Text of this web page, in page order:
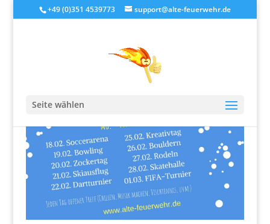
+49 (0)351 4539773 support@alte-feuerwehr.de
Seite wählen